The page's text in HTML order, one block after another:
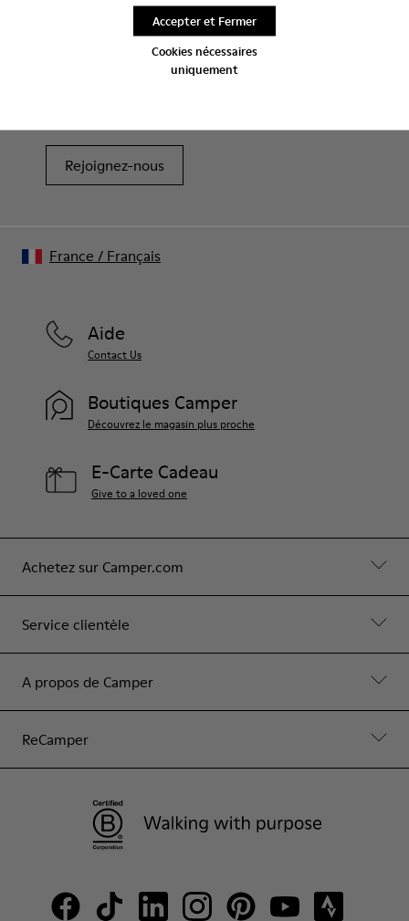
Cookies nécessaires
uniquement
Accepter et Fermer
de gamme soigneusement sélectionnées. L’utilisation de
produits d’entretien adaptés garantira la protection et la
durabilité accrue de vos chaussures.
des chaussures
Fin de saison : -10 % supplémentaires
Oui, vous avez bien entendu. En rejoignant notre communauté,
Rejoignez-nous
Achetez sur Camper.com
Service clientèle
A propos de Camper
ReCamper
Aide
Contact Us
Boutiques Camper
Découvrez le magasin plus proche
E-Carte Cadeau
Give to a loved one
France / Français